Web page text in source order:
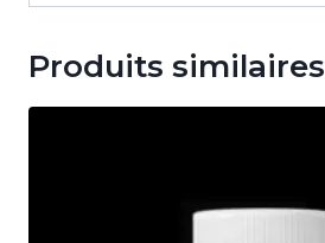
Produits similaires